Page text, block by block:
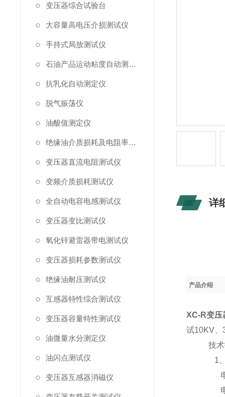
变压器综合试验台
大容量高电压介损测试仪
手持式局放测试仪
石油产品运动粘度自动测定仪
抗乳化自动测定仪
脱气振荡仪
油酸值测定仪
绝缘油介质损耗及电阻率测试仪
变压器直流电阻测试仪
变频介质损耗测试仪
全自动电容电感测试仪
变压器变比测试仪
氧化锌避雷器带电测试仪
变压器损耗参数测试仪
绝缘油耐压测试仪
互感器特性综合测试仪
变压器容量特性测试仪
油微量水分测定仪
油闪点测试仪
变压器互感器消磁仪
详
产品介绍
XC-R变压
试10KV、
技术
1、输
电压
电流